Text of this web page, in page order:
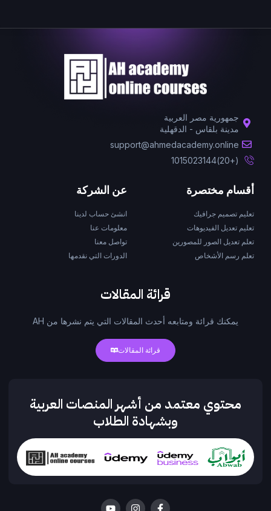
جمهورية مصر العربية
مدينة بلقاس - الدقهلية
support@ahmedacademy.online
(+20)1015023144
أقسام مختصرة
تعليم تصميم جرافيك
تعليم تعديل الفيديوهات
تعلم تعديل الصور للمصورين
تعلم رسم الأشخاص
عن الشركة
انشئ حساب لدينا
معلومات عنا
تواصل معنا
الدورات التي نقدمها
قرائة المقالات
يمكنك قرائة ومتابعه أحدث المقالات التي يتم نشرها من AH
قرائة المقالات
محتوي معتمد من أشهر المنصات العربية
وبشهادة الطلاب